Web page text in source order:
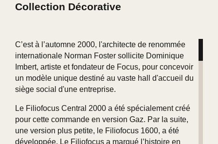
Collection Décorative
C’est à l’automne 2000, l'architecte de renommée
internationale Norman Foster sollicite Dominique
Imbert, artiste et fondateur de Focus, pour concevoir
un modèle unique destiné au vaste hall d'accueil du
siège social d'une entreprise.
Le Filiofocus Central 2000 a été spécialement créé
pour cette commande en version Gaz. Par la suite,
une version plus petite, le Filiofocus 1600, a été
développée. Le Filiofocus a marqué l’histoire en